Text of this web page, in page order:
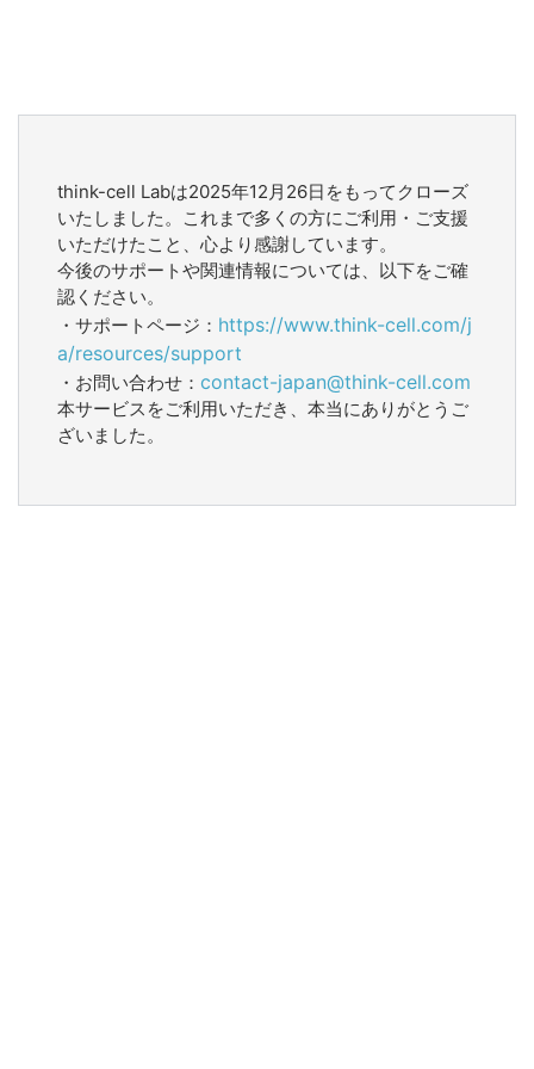
think-cell Labは2025年12月26日をもってクローズ
いたしました。これまで多くの方にご利用・ご支援
いただけたこと、心より感謝しています。
今後のサポートや関連情報については、以下をご確
認ください。
・サポートページ： https://www.think-cell.com/j
a/resources/support
・お問い合わせ： contact-japan@think-cell.com
本サービスをご利用いただき、本当にありがとうご
ざいました。